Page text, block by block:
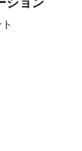
ション